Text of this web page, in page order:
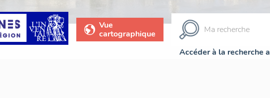
Vue
cartographique
Accéder à la recherche